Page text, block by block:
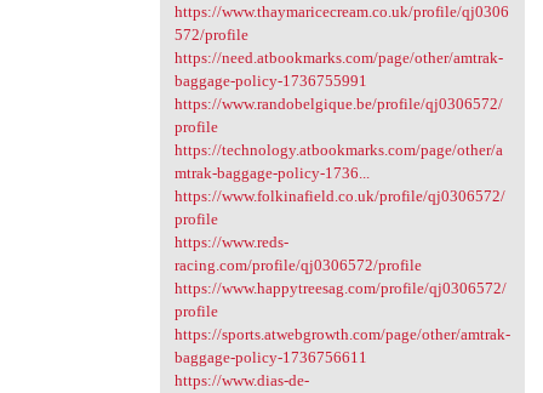
https://www.thaymaricecream.co.uk/profile/qj0306
572/profile
https://need.atbookmarks.com/page/other/amtrak-
baggage-policy-1736755991
https://www.randobelgique.be/profile/qj0306572/
profile
https://technology.atbookmarks.com/page/other/a
mtrak-baggage-policy-1736...
https://www.folkinafield.co.uk/profile/qj0306572/
profile
https://www.reds-
racing.com/profile/qj0306572/profile
https://www.happytreesag.com/profile/qj0306572/
profile
https://sports.atwebgrowth.com/page/other/amtrak-
baggage-policy-1736756611
https://www.dias-de-